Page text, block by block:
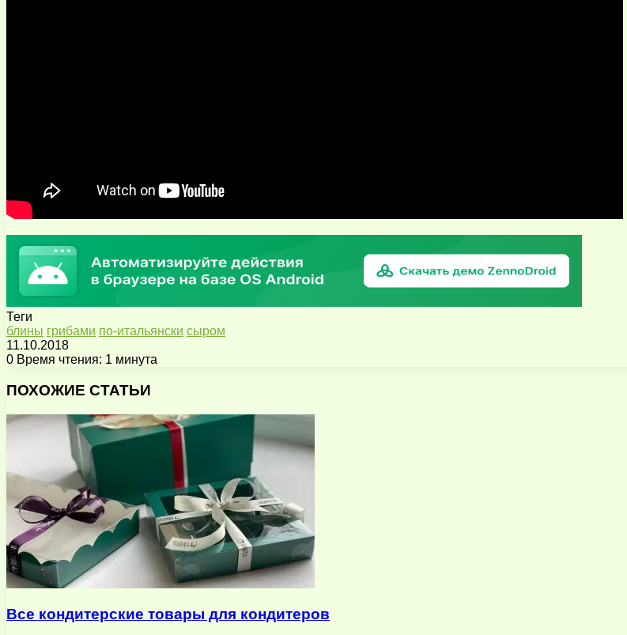
Теги
блины грибами по-итальянски сыром
11.10.2018
0 Время чтения: 1 минута
через
почту
ПОХОЖИЕ СТАТЬИ
Все кондитерские товары для кондитеров